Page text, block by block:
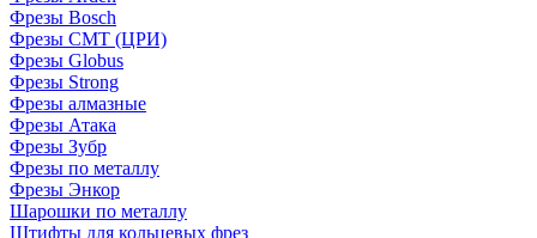
Фрезы Bosch
Фрезы CMT (ЦРИ)
Фрезы Globus
Фрезы Strong
Фрезы алмазные
Фрезы Атака
Фрезы Зубр
Фрезы по металлу
Фрезы Энкор
Шарошки по металлу
Штифты для кольцевых фрез